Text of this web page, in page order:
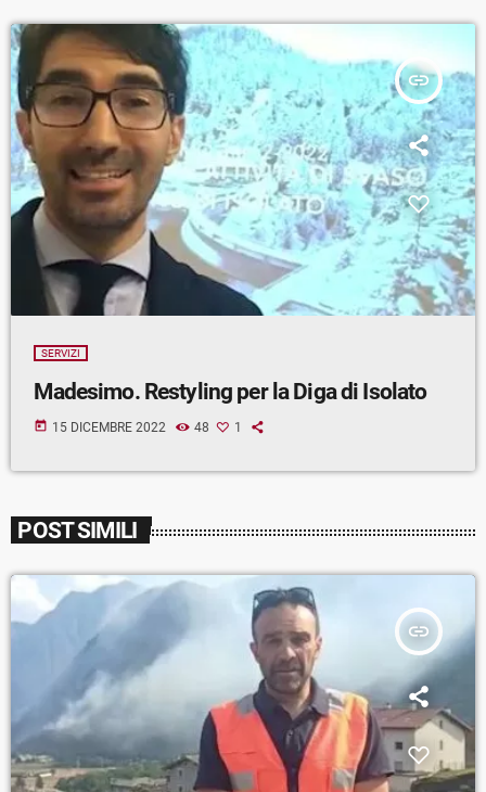
insert_link
SERVIZI
Madesimo. Restyling per la Diga di Isolato
today 15 DICEMBRE 2022 48 1
POST SIMILI
insert_link